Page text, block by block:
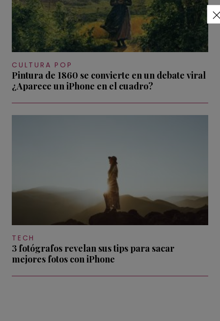
CULTURA POP
Pintura de 1860 se convierte en un debate viral
¿Aparece un iPhone en el cuadro?
TECH
3 fotógrafos revelan sus tips para sacar
mejores fotos con iPhone